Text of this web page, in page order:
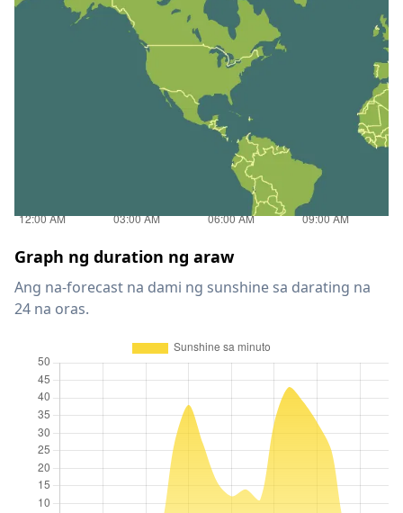
Graph ng duration ng araw
Ang na-forecast na dami ng sunshine sa darating na
24 na oras.